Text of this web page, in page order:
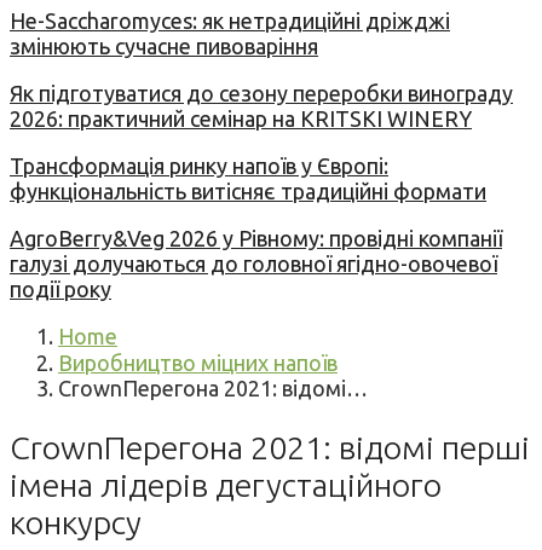
Не-Saccharomyces: як нетрадиційні дріжджі
змінюють сучасне пивоваріння
Як підготуватися до сезону переробки винограду
2026: практичний семінар на KRITSKI WINERY
Трансформація ринку напоїв у Європі:
функціональність витісняє традиційні формати
AgroBerry&Veg 2026 у Рівному: провідні компанії
галузі долучаються до головної ягідно-овочевої
події року
Home
Виробництво міцних напоїв
CrownПерегона 2021: відомі…
CrownПерегона 2021: відомі перші
імена лідерів дегустаційного
конкурсу